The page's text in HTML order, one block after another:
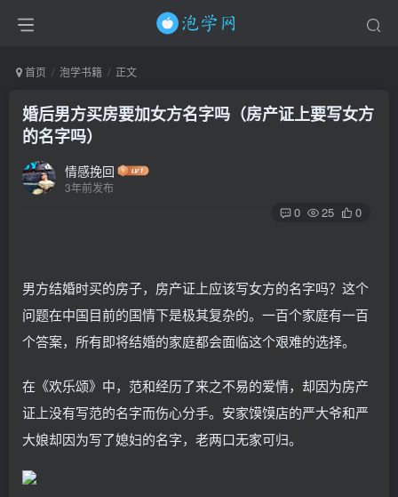
首页 泡学书籍 正文
婚后男方买房要加女方名字吗（房产证上要写女方
的名字吗）
情感挽回
3年前发布
0 25 0
男方结婚时买的房子，房产证上应该写女方的名字吗？这个
问题在中国目前的国情下是极其复杂的。一百个家庭有一百
个答案，所有即将结婚的家庭都会面临这个艰难的选择。
在《欢乐颂》中，范和经历了来之不易的爱情，却因为房产
证上没有写范的名字而伤心分手。安家馍馍店的严大爷和严
大娘却因为写了媳妇的名字，老两口无家可归。